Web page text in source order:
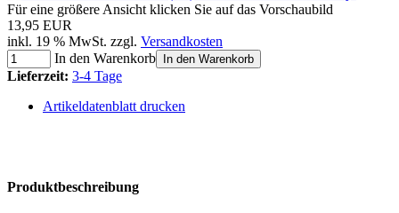
Für eine größere Ansicht klicken Sie auf das Vorschaubild
13,95 EUR
inkl. 19 % MwSt. zzgl. Versandkosten
In den Warenkorb
In den Warenkorb
Lieferzeit: 3-4 Tage
Artikeldatenblatt drucken
Produktbeschreibung